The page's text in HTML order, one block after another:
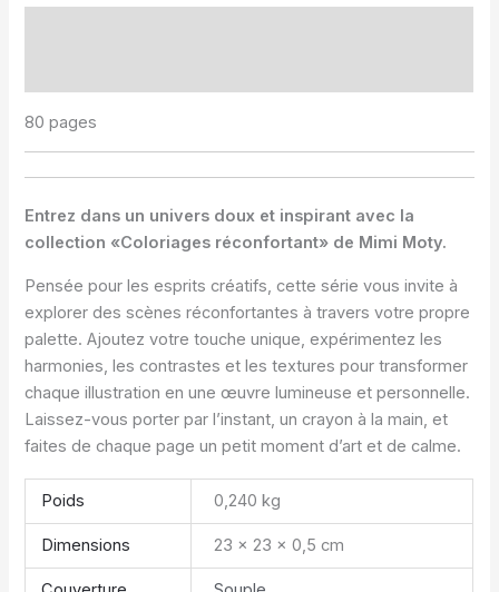
80 pages
Entrez dans un univers doux et inspirant avec la
collection «Coloriages réconfortant» de Mimi Moty.
Pensée pour les esprits créatifs, cette série vous invite à
explorer des scènes réconfortantes à travers votre propre
palette. Ajoutez votre touche unique, expérimentez les
harmonies, les contrastes et les textures pour transformer
chaque illustration en une œuvre lumineuse et personnelle.
Laissez-vous porter par l’instant, un crayon à la main, et
faites de chaque page un petit moment d’art et de calme.
Poids 0,240 kg
Dimensions 23 × 23 × 0,5 cm